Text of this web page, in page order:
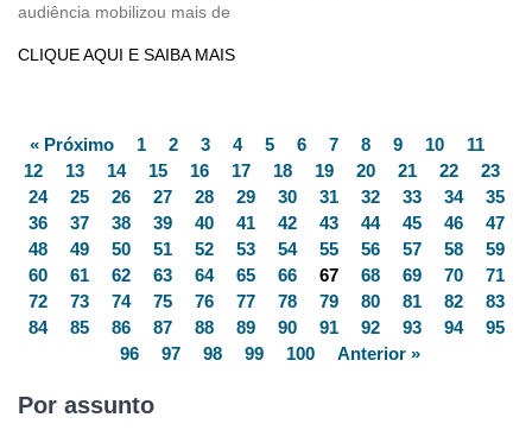
audiência mobilizou mais de
CLIQUE AQUI E SAIBA MAIS
« Próximo 1 2 3 4 5 6 7 8 9 10
11
12
13 14 15 16 17 18 19 20 21 22
23
24
25 26 27 28 29 30 31 32 33 34
35
36
37 38 39 40 41 42 43 44 45 46
47
48
49 50 51 52 53 54 55 56 57 58
59
60
61 62 63 64 65 66 67 68 69 70
71
72
73 74 75 76 77 78 79 80 81 82
83
84
85 86 87 88 89 90 91 92 93 94
95
96
97 98 99 100 Anterior »
Por assunto